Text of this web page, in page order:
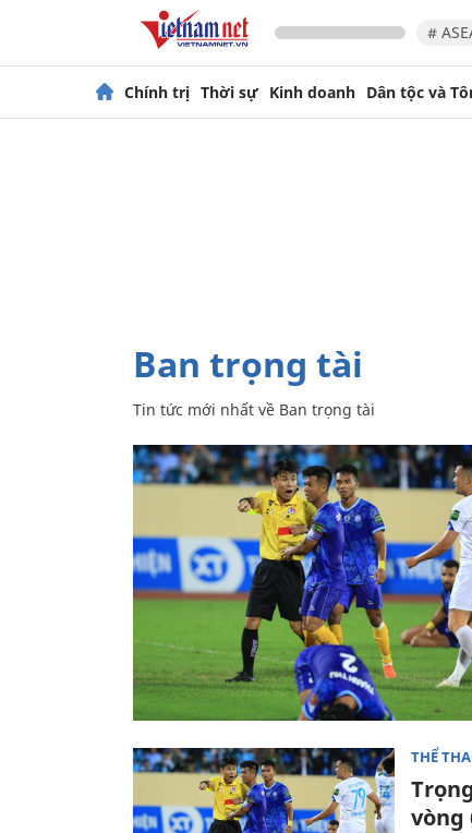
#
Chính trị Thời sự Kinh doanh Dân tộc và
Ban trọng tài
Tin tức mới nhất về Ban trọng tài
THỂ
vòng